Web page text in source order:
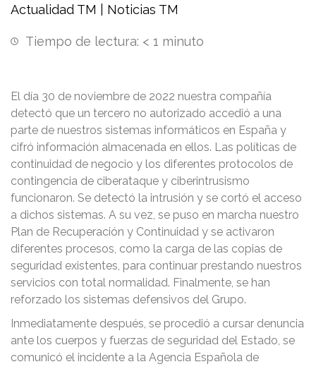
Actualidad TM
Noticias TM
Tiempo de lectura: < 1 minuto
El día 30 de noviembre de 2022 nuestra compañía
detectó que un tercero no autorizado accedió a una
parte de nuestros sistemas informáticos en España y
cifró información almacenada en ellos. Las políticas de
continuidad de negocio y los diferentes protocolos de
contingencia de ciberataque y ciberintrusismo
funcionaron. Se detectó la intrusión y se cortó el acceso
a dichos sistemas. A su vez, se puso en marcha nuestro
Plan de Recuperación y Continuidad y se activaron
diferentes procesos, como la carga de las copias de
seguridad existentes, para continuar prestando nuestros
servicios con total normalidad. Finalmente, se han
reforzado los sistemas defensivos del Grupo.
Inmediatamente después, se procedió a cursar denuncia
ante los cuerpos y fuerzas de seguridad del Estado, se
comunicó el incidente a la Agencia Española de